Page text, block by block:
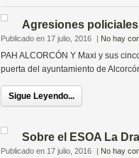
Agresiones
Publicado en 17 julio, 2016 | No hay
PAH ALCORCÓN Y Maxi y sus
puerta del ayuntamiento de
Sigue Leyendo...
Sobre el ESOA La
Publicado en 17 julio, 2016 | No hay